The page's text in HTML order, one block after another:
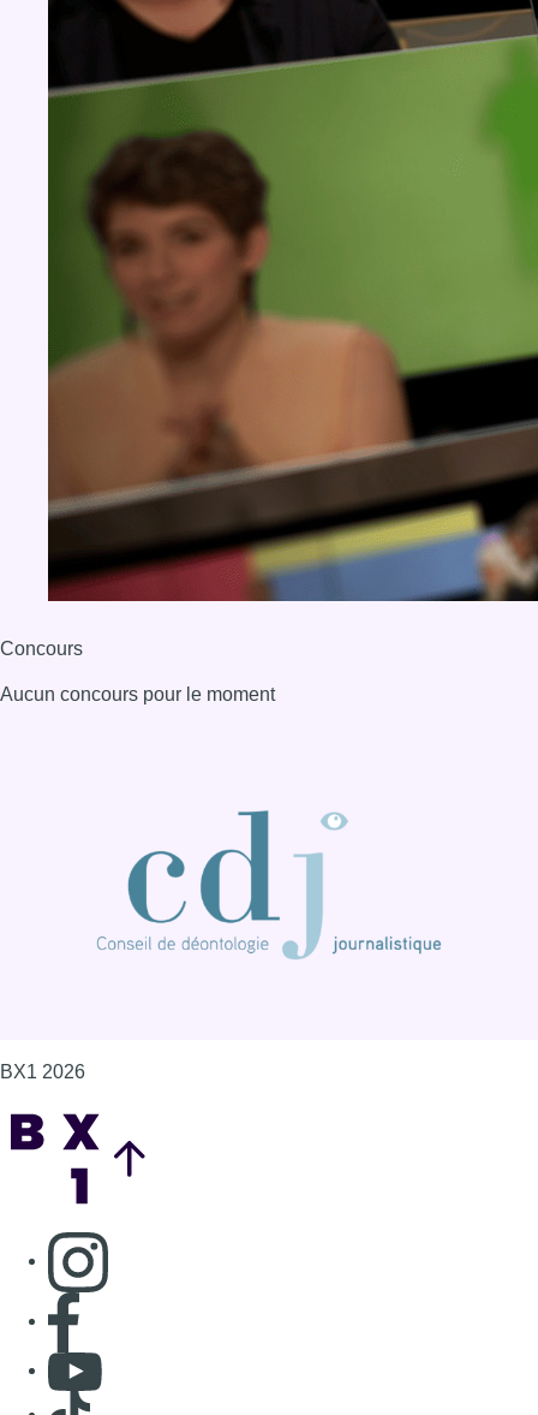
Concours
Aucun concours pour le moment
BX1 2026
Consulter page Instagram
Consulter page Facebook
Consulter Youtube
Consulter TikTok